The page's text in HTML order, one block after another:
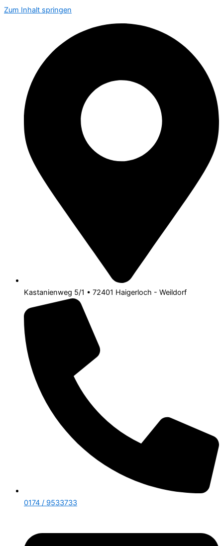
Zum Inhalt springen
Kastanienweg 5/1 • 72401 Haigerloch - Weildorf
0174 / 9533733